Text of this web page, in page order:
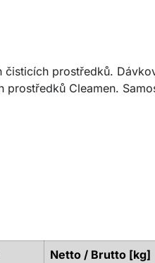
čisticích prostředků.
Cleamen.
Netto / Brutto [kg]